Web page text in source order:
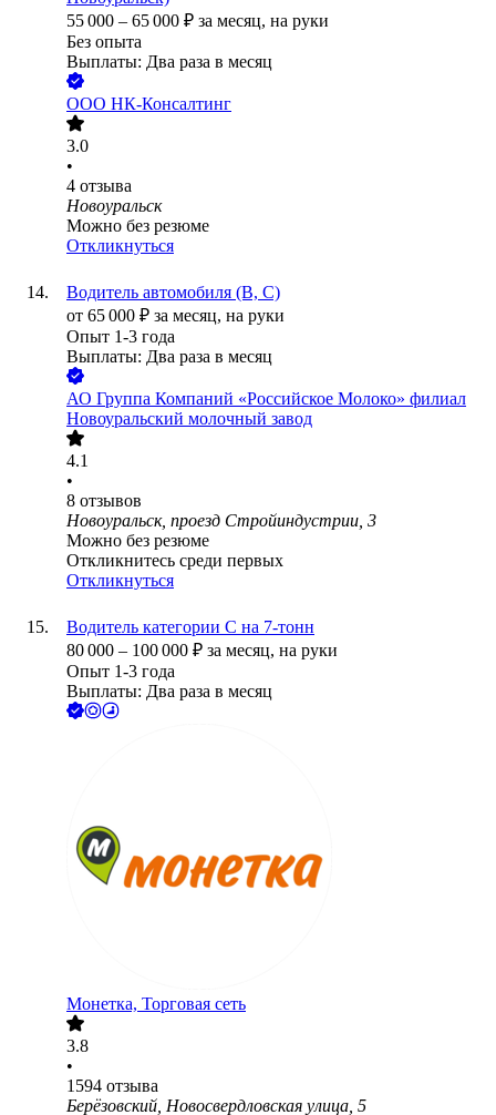
55 000 – 65 000 ₽ за месяц, на руки
Без опыта
Выплаты: Два раза в месяц
ООО НК-Консалтинг
3.0
•
4 отзыва
Новоуральск
Можно без резюме
Откликнуться
Водитель автомобиля (В, С)
от 65 000 ₽ за месяц, на руки
Опыт 1-3 года
Выплаты: Два раза в месяц
АО Группа Компаний «Российское Молоко» филиал
Новоуральский молочный завод
4.1
•
8 отзывов
Новоуральск, проезд Стройиндустрии, 3
Можно без резюме
Откликнитесь среди первых
Откликнуться
Водитель категории С на 7-тонн
80 000 – 100 000 ₽ за месяц, на руки
Опыт 1-3 года
Выплаты: Два раза в месяц
Монетка, Торговая сеть
3.8
•
1594 отзыва
Берёзовский, Новосвердловская улица, 5